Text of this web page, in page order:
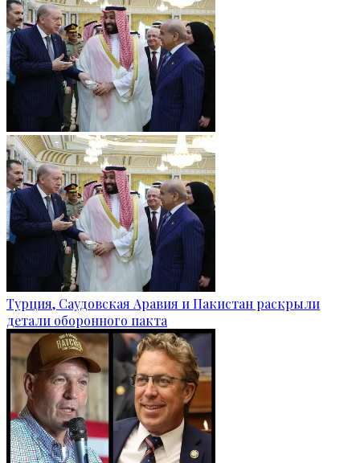
Турция, Саудовская Аравия и Пакистан раскрыли
детали оборонного пакта